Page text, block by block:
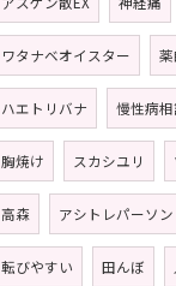
ワタナベオイスター
ハエトリバナ 慢性病
胸焼け スカシユリ
高森 アシトレパーソン
転びやすい 田んぼ